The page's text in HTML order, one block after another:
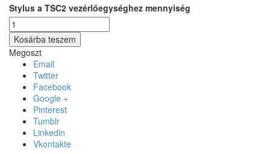
Stylus a TSC2 vezérlőegységhez mennyiség
Kosárba teszem
Megoszt
Email
Twitter
Facebook
Google +
Pinterest
Tumblr
Linkedin
Vkontakte